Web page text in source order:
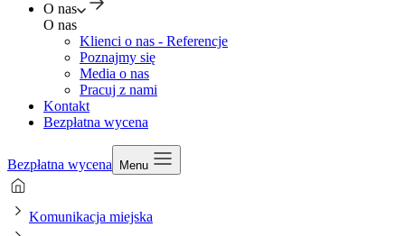
O nas
O nas
Klienci o nas - Referencje
Poznajmy się
Media o nas
Pracuj z nami
Kontakt
Bezpłatna wycena
Bezpłatna wycena Menu
Komunikacja miejska